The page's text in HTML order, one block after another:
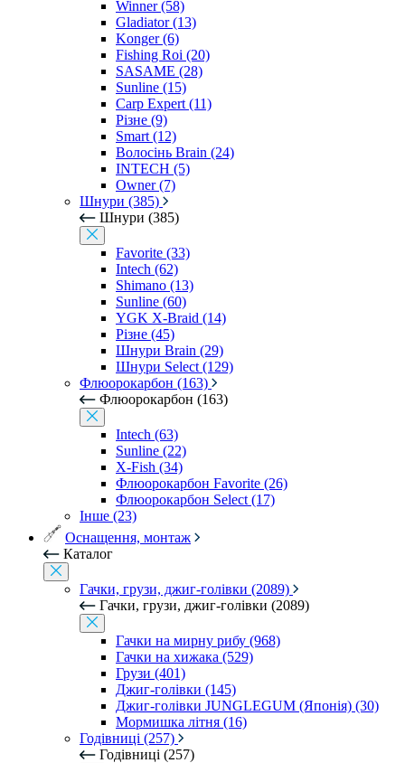
Winner (58)
Gladiator (13)
Konger (6)
Fishing Roi (20)
SASAME (28)
Sunline (15)
Carp Expert (11)
Різне (9)
Smart (12)
Волосінь Brain (24)
INTECH (5)
Owner (7)
Шнури (385)
Шнури (385)
Favorite (33)
Intech (62)
Shimano (13)
Sunline (60)
YGK X-Braid (14)
Різне (45)
Шнури Brain (29)
Шнури Select (129)
Флюорокарбон (163)
Флюорокарбон (163)
Intech (63)
Sunline (22)
X-Fish (34)
Флюорокарбон Favorite (26)
Флюорокарбон Select (17)
Інше (23)
Оснащення, монтаж
Каталог
Гачки, грузи, джиг-голівки (2089)
Гачки, грузи, джиг-голівки (2089)
Гачки на мирну рибу (968)
Гачки на хижака (529)
Грузи (401)
Джиг-голівки (145)
Джиг-голівки JUNGLEGUM (Японія) (30)
Мормишка літня (16)
Годівниці (257)
Годівниці (257)